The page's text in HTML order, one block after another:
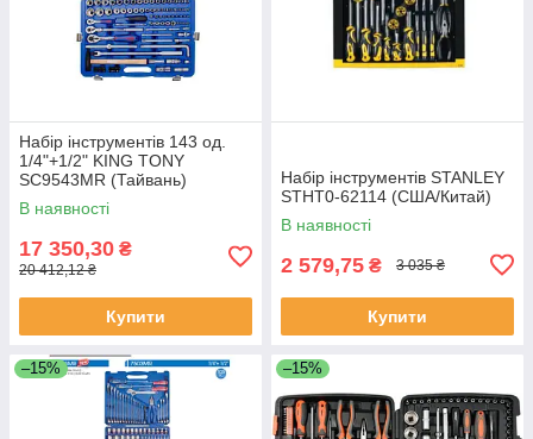
Набір інструментів 143 од.
1/4"+1/2" KING TONY
SC9543MR (Тайвань)
В наявності
17 350,30 ₴
20 412,12 ₴
Купити
Набір інструментів STANLEY
STHT0-62114 (США/Китай)
В наявності
2 579,75 ₴ 3 035 ₴
Купити
–15% –15%